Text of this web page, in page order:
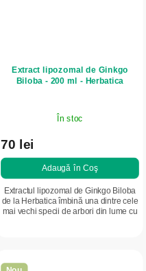
Extract lipozomal de Ginkgo
Biloba - 200 ml - Herbatica
În stoc
70 lei
Adaugă în Coş
Extractul lipozomal de Ginkgo Biloba
de la Herbatica îmbină una dintre cele
mai vechi specii de arbori din lume cu